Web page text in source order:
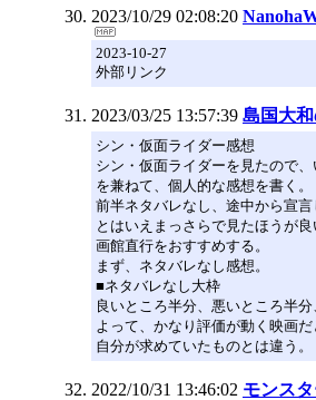
2023/10/29 02:08:20
2023-10-27
外部リンク
2023/03/25 13:57:39 島国大
シン・仮面ライダー感想
シン・仮面ライダーを見たので
を兼ねて、個人的な感想を書く。
前半ネタバレなし、途中から宣言
とはいえまっさらで見たほうが
画館直行をおすすめする。
まず、ネタバレなし感想。
■ネタバレなし大枠
良いところ半分、悪いところ半
よって、かなり評価が動く映画だ
自分が求めていたものとは違う。
2022/10/31 13:46:02 モンス